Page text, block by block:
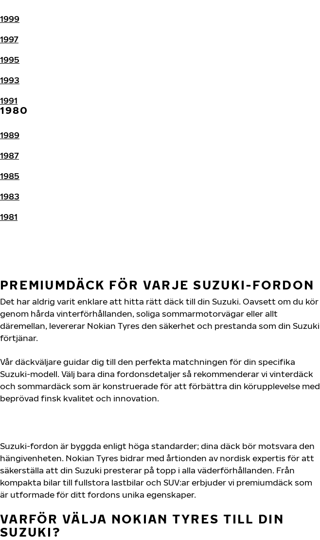
1999
1997
1995
1993
1991
1980
1989
1987
1985
1983
1981
PREMIUMDÄCK FÖR VARJE SUZUKI-FORDON
Det har aldrig varit enklare att hitta rätt däck till din Suzuki. Oavsett om du kör
genom hårda vinterförhållanden, soliga sommarmotorvägar eller allt
däremellan, levererar Nokian Tyres den säkerhet och prestanda som din Suzuki
förtjänar.
Vår däckväljare guidar dig till den perfekta matchningen för din specifika
Suzuki-modell. Välj bara dina fordonsdetaljer så rekommenderar vi vinterdäck
och sommardäck som är konstruerade för att förbättra din körupplevelse med
beprövad finsk kvalitet och innovation.
Suzuki-fordon är byggda enligt höga standarder; dina däck bör motsvara den
hängivenheten. Nokian Tyres bidrar med årtionden av nordisk expertis för att
säkerställa att din Suzuki presterar på topp i alla väderförhållanden. Från
kompakta bilar till fullstora lastbilar och SUV:ar erbjuder vi premiumdäck som
är utformade för ditt fordons unika egenskaper.
VARFÖR VÄLJA NOKIAN TYRES TILL DIN
SUZUKI?